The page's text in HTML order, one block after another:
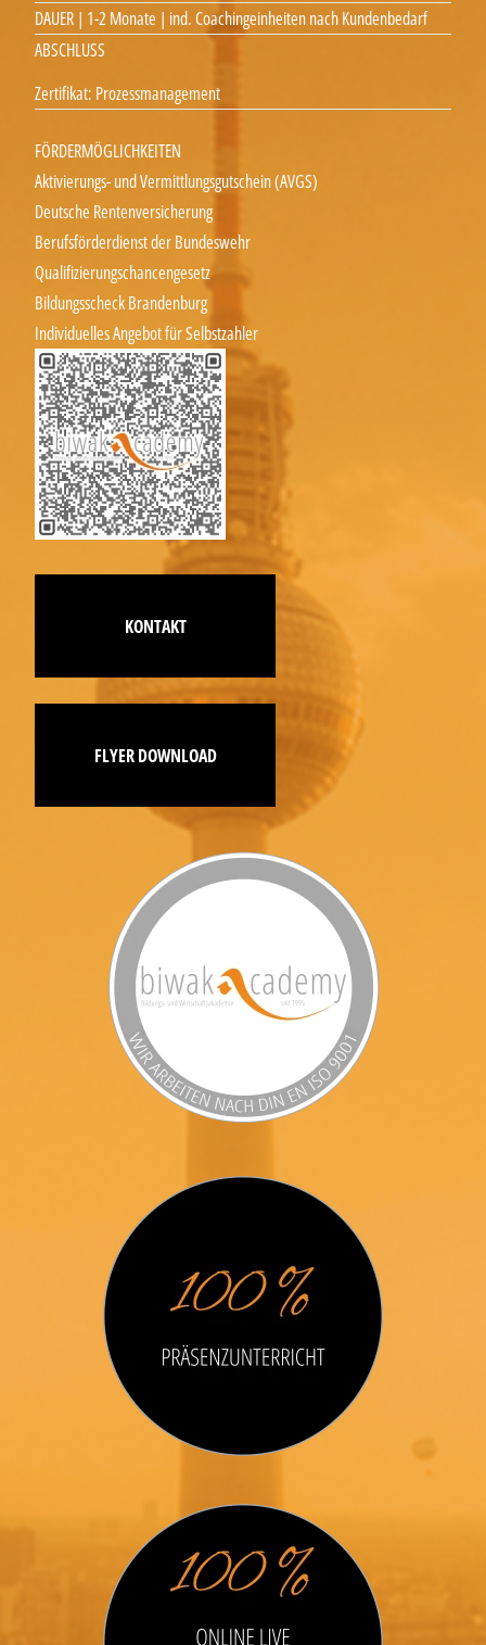
DAUER | 1-2 Monate | ind. Coachingeinheiten nach Kundenbedarf
ABSCHLUSS
Zertifikat: Prozessmanagement
FÖRDERMÖGLICHKEITEN
Aktivierungs- und Vermittlungsgutschein (AVGS)
Deutsche Rentenversicherung
Berufsförderdienst der Bundeswehr
Qualifizierungschancengesetz
Bildungsscheck Brandenburg
Individuelles Angebot für Selbstzahler
KONTAKT
FLYER DOWNLOAD